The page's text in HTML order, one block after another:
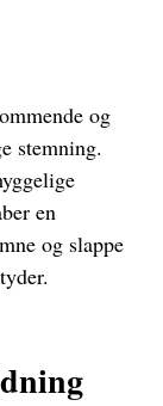
og
stemning.
en
og slappe